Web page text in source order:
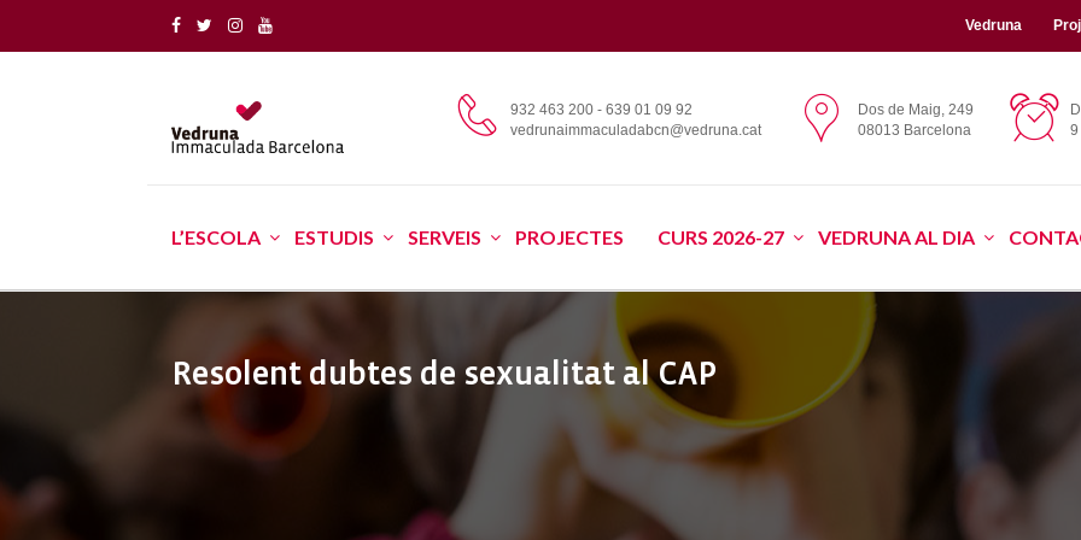
Vedruna
9
Dos de Maig, 249
08013 Barcelona
932 463 200 - 639 01 09 92
vedrunaimmaculadabcn@vedruna.cat
L’ESCOLA ESTUDIS SERVEIS PROJECTES CURS 2026-27 VEDRUNA AL DIA
Resolent dubtes de sexualitat al CAP